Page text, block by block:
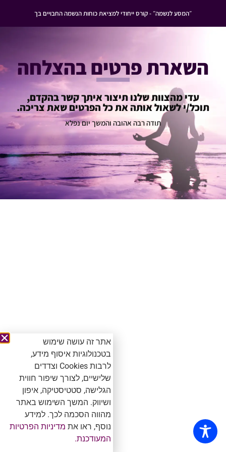
״המסע לנשמה״ - קורס ייחודי למציאת כוחות הנשמה החבויים בך
השארת פרטים בהצלחה
עדי מהצוות שלנו תיצור איתך קשר בהקדם,
תוכל/י לשאול אותה את כל הפרטים שאת צריכה.
תודה רבה אהובה והמשך יום נפלא
אתר זה עושה שימוש
בטכנולוגיות איסוף מידע,
לרבות Cookies וצדדים
שלישיים, לצורך שיפור חווית
הגלישה, סטטיסטיקה, איפון
ושיווק. המשך השימוש באתר
מהווה הסכמה לכך. למידע
נוסף, ראו את מדיניות הפרטיות
המעודכנת.